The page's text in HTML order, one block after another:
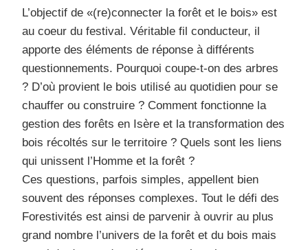
L’objectif de «(re)connecter la forêt et le bois» est
au coeur du festival. Véritable fil conducteur, il
apporte des éléments de réponse à différents
questionnements. Pourquoi coupe-t-on des arbres
? D’où provient le bois utilisé au quotidien pour se
chauffer ou construire ? Comment fonctionne la
gestion des forêts en Isère et la transformation des
bois récoltés sur le territoire ? Quels sont les liens
qui unissent l’Homme et la forêt ?
Ces questions, parfois simples, appellent bien
souvent des réponses complexes. Tout le défi des
Forestivités est ainsi de parvenir à ouvrir au plus
grand nombre l’univers de la forêt et du bois mais